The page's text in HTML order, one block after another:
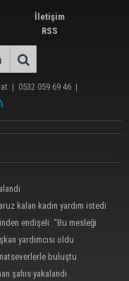
İletişim
RSS
| 0532 059 69 46 |
kalan kadın yardım istedi
endişeli: “Bu mesleği
yardımcısı oldu
buluştu
şahıs yakalandı